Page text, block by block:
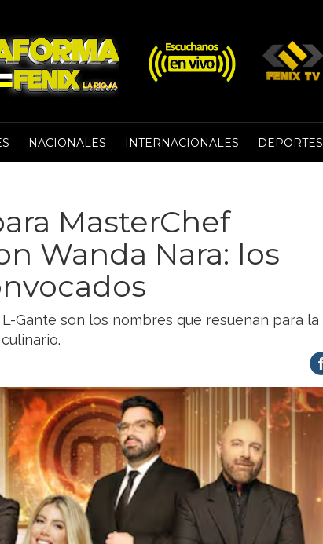
NACIONALES INTERNACIONALES DEPORTES
MasterChef
Wanda Nara: los
L-Gante son los nombres que resuenan para la